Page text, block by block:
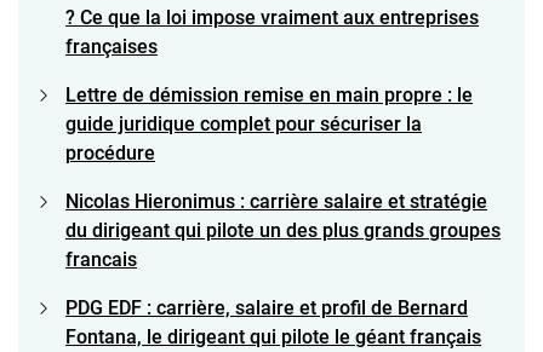
? Ce que la loi impose vraiment aux entreprises
françaises
Lettre de démission remise en main propre : le
guide juridique complet pour sécuriser la
procédure
Nicolas Hieronimus : carrière salaire et stratégie
du dirigeant qui pilote un des plus grands groupes
francais
PDG EDF : carrière, salaire et profil de Bernard
Fontana, le dirigeant qui pilote le géant français